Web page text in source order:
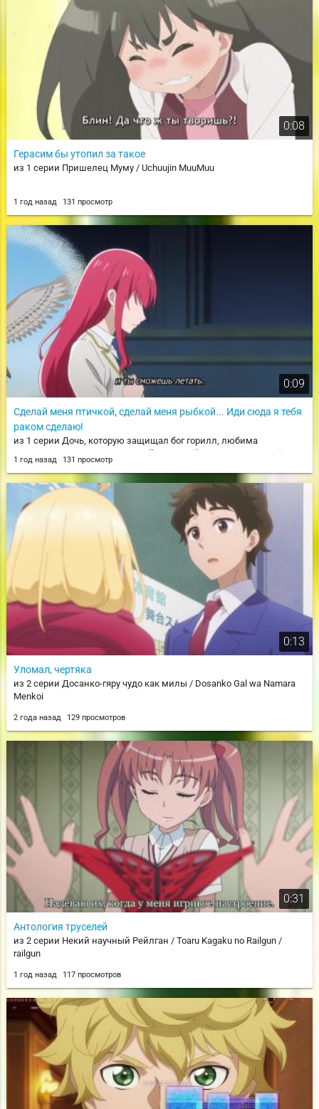
0:08
Герасим бы утопил за такое
из 1 серии Пришелец Муму / Uchuujin MuuMuu
1 год назад 131 просмотр
0:09
Сделай меня птичкой, сделай меня рыбкой... Иди сюда я тебя
раком сделаю!
из 1 серии Дочь, которую защищал бог горилл, любима
королевскими рыцарями / Gorilla no Kami kara Kago sareta Reijou wa
Ouritsu Kishidan de Kawaigarareru
1 год назад 131 просмотр
0:13
Уломал, чертяка
из 2 серии Досанко-гяру чудо как милы / Dosanko Gal wa Namara
Menkoi
2 года назад 129 просмотров
0:31
Антология труселей
из 2 серии Некий научный Рейлган / Toaru Kagaku no Railgun /
railgun
1 год назад 117 просмотров